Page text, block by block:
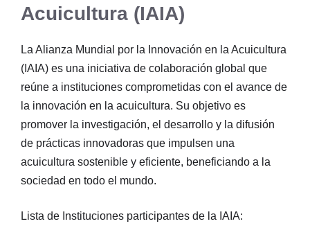
Acuicultura (IAIA)
La Alianza Mundial por la Innovación en la Acuicultura
(IAIA) es una iniciativa de colaboración global que
reúne a instituciones comprometidas con el avance de
la innovación en la acuicultura. Su objetivo es
promover la investigación, el desarrollo y la difusión
de prácticas innovadoras que impulsen una
acuicultura sostenible y eficiente, beneficiando a la
sociedad en todo el mundo.
Lista de Instituciones participantes de la IAIA: